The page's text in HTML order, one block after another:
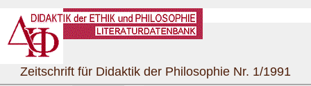
Zeitschrift für Didaktik der Philosophie Nr. 1/1991